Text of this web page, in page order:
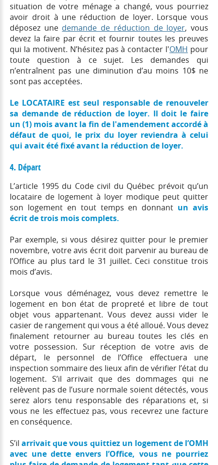
situation de votre ménage a changé, vous pourriez
avoir droit à une réduction de loyer. Lorsque vous
déposez une demande de réduction de loyer, vous
devez la faire par écrit et fournir toutes les preuves
qui la motivent. N’hésitez pas à contacter l'OMH pour
toute question à ce sujet. Les demandes qui
n’entraînent pas une diminution d’au moins 10$ ne
sont pas acceptées.
Le LOCATAIRE est seul responsable de renouveler
sa demande de réduction de loyer. Il doit le faire
un (1) mois avant la fin de l'amendement accordé à
défaut de quoi, le prix du loyer reviendra à celui
qui avait été fixé avant la réduction de loyer.
4. Départ
L’article 1995 du Code civil du Québec prévoit qu’un
locataire de logement à loyer modique peut quitter
son logement en tout temps en donnant un avis
écrit de trois mois complets.
Par exemple, si vous désirez quitter pour le premier
novembre, votre avis écrit doit parvenir au bureau de
l’Office au plus tard le 31 juillet. Ceci constitue trois
mois d’avis.
Lorsque vous déménagez, vous devez remettre le
logement en bon état de propreté et libre de tout
objet vous appartenant. Vous devez aussi vider le
casier de rangement qui vous a été alloué. Vous devez
finalement retourner au bureau toutes les clés en
votre possession. Sur réception de votre avis de
départ, le personnel de l’Office effectuera une
inspection sommaire des lieux afin de vérifier l’état du
logement. S’il arrivait que des dommages qui ne
relèvent pas de l’usure normale soient détectés, vous
serez alors tenu responsable des réparations et, si
vous ne les effectuez pas, vous recevrez une facture
en conséquence.
S’ilarrivait que vous quittiez un logement de l’OMH
avec une dette envers l’Office, vous ne pourriez